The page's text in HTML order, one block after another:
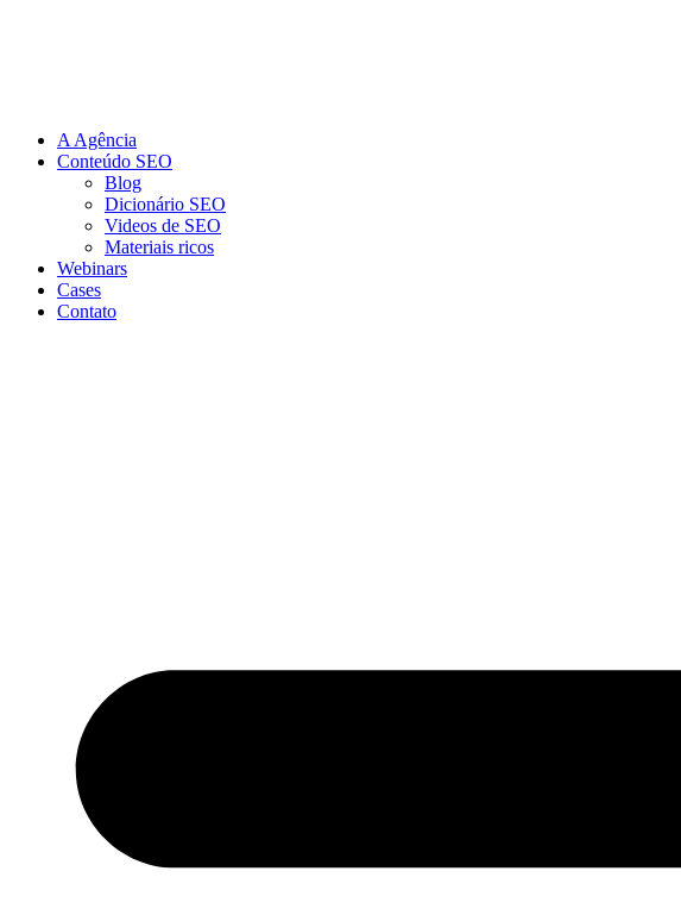
A Agência
Conteúdo SEO
Blog
Dicionário SEO
Videos de SEO
Materiais ricos
Webinars
Cases
Contato